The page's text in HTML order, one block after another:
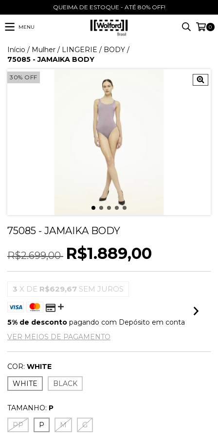
QUEIMA DE ESTOQUE - ATÉ 80% OFF!
MENU 0
Início / Mulher / LINGERIE / BODY /
75085 - JAMAIKA BODY
30% OFF
75085 - JAMAIKA BODY
R$2.699,00 R$1.889,00
3 X DE R$629,67 SEM JUROS
5% de desconto pagando com Depósito em conta
VER MEIOS DE PAGAMENTO
COR: WHITE
WHITE
BLACK
TAMANHO: P
PP
P M G